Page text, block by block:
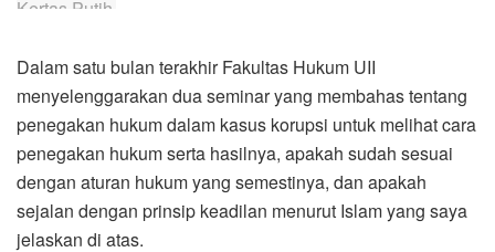
Dalam satu bulan terakhir Fakultas Hukum UII
menyelenggarakan dua seminar yang membahas tentang
penegakan hukum dalam kasus korupsi untuk melihat cara
penegakan hukum serta hasilnya, apakah sudah sesuai
dengan aturan hukum yang semestinya, dan apakah
sejalan dengan prinsip keadilan menurut Islam yang saya
jelaskan di atas.